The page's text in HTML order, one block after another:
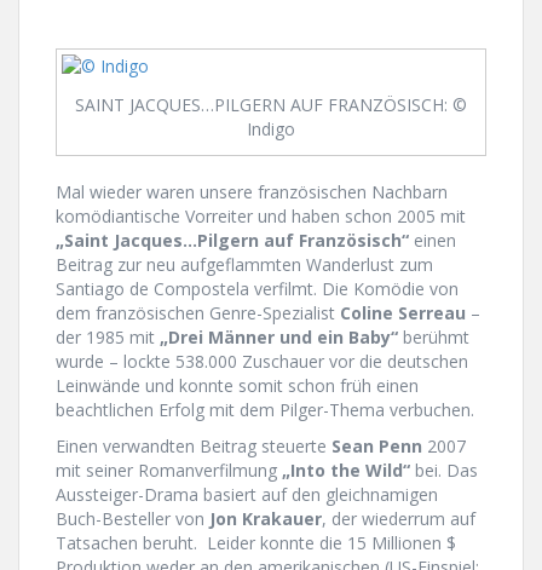
SAINT JACQUES…PILGERN AUF FRANZÖSISCH: ©
Indigo
Mal wieder waren unsere französischen Nachbarn
komödiantische Vorreiter und haben schon 2005 mit
„Saint Jacques…Pilgern auf Französisch“ einen
Beitrag zur neu aufgeflammten Wanderlust zum
Santiago de Compostela verfilmt. Die Komödie von
dem französischen Genre-Spezialist Coline Serreau –
der 1985 mit „Drei Männer und ein Baby“ berühmt
wurde – lockte 538.000 Zuschauer vor die deutschen
Leinwände und konnte somit schon früh einen
beachtlichen Erfolg mit dem Pilger-Thema verbuchen.
Einen verwandten Beitrag steuerte Sean Penn 2007
mit seiner Romanverfilmung „Into the Wild“ bei. Das
Aussteiger-Drama basiert auf den gleichnamigen
Buch-Besteller von Jon Krakauer, der wiederrum auf
Tatsachen beruht. Leider konnte die 15 Millionen $